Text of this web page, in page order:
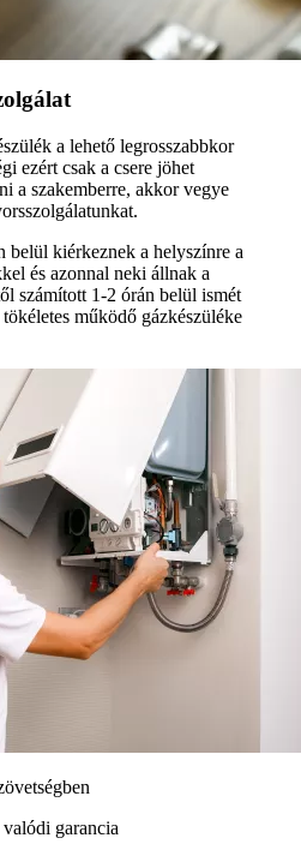
a lehető legrosszabbkor
ezért csak a csere jöhet
a szakemberre, akkor vegye
belül kiérkeznek a helyszínre a
és azonnal neki állnak a
számított 1-2 órán belül ismét
működő gázkészüléke
garancia